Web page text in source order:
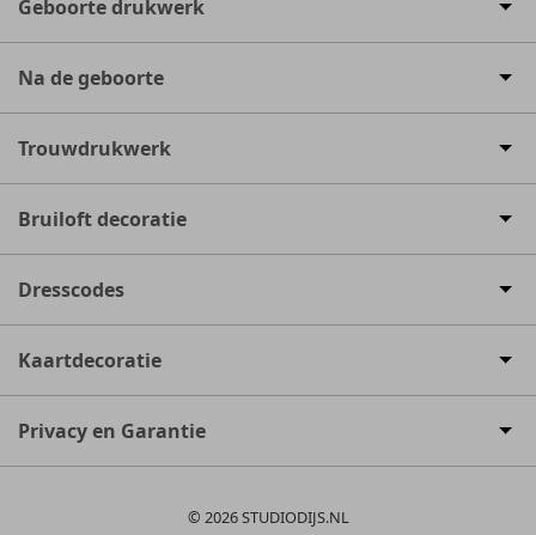
Geboorte drukwerk
Na de geboorte
Trouwdrukwerk
Bruiloft decoratie
Dresscodes
Kaartdecoratie
Privacy en Garantie
© 2026 STUDIODIJS.NL